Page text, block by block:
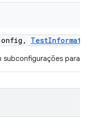
, Test
para